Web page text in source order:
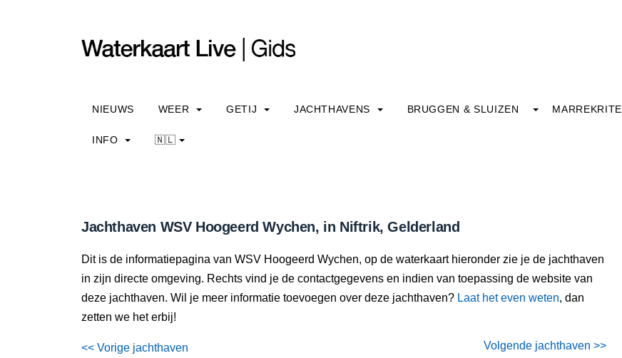
NIEUWS WEER GETIJ JACHTHAVENS BRUGGEN & SLUIZEN MARREKRITE
INFO 🇳🇱
Jachthaven WSV Hoogeerd Wychen, in Niftrik, Gelderland
Dit is de informatiepagina van WSV Hoogeerd Wychen, op de waterkaart hieronder zie je de jachthaven
in zijn directe omgeving. Rechts vind je de contactgegevens en indien van toepassing de website van
deze jachthaven. Wil je meer informatie toevoegen over deze jachthaven? Laat het even weten, dan
zetten we het erbij!
<< Vorige jachthaven Volgende jachthaven >>